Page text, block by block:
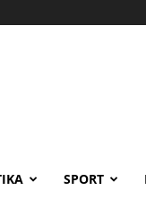
SPORT